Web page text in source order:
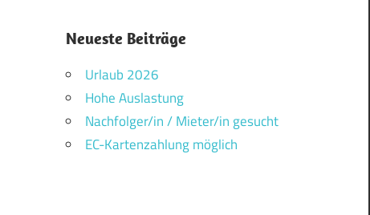
Neueste Beiträge
Urlaub 2026
Hohe Auslastung
Nachfolger/in / Mieter/in gesucht
EC-Kartenzahlung möglich